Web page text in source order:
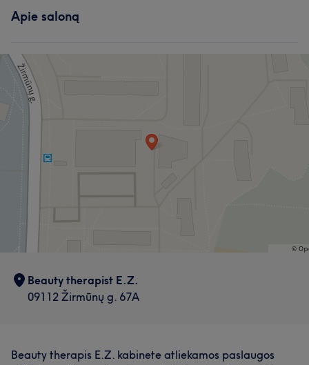
Apie saloną
Beauty therapist E.Z.
09112 Žirmūnų g. 67A
Beauty therapis E.Z. kabinete atliekamos paslaugos